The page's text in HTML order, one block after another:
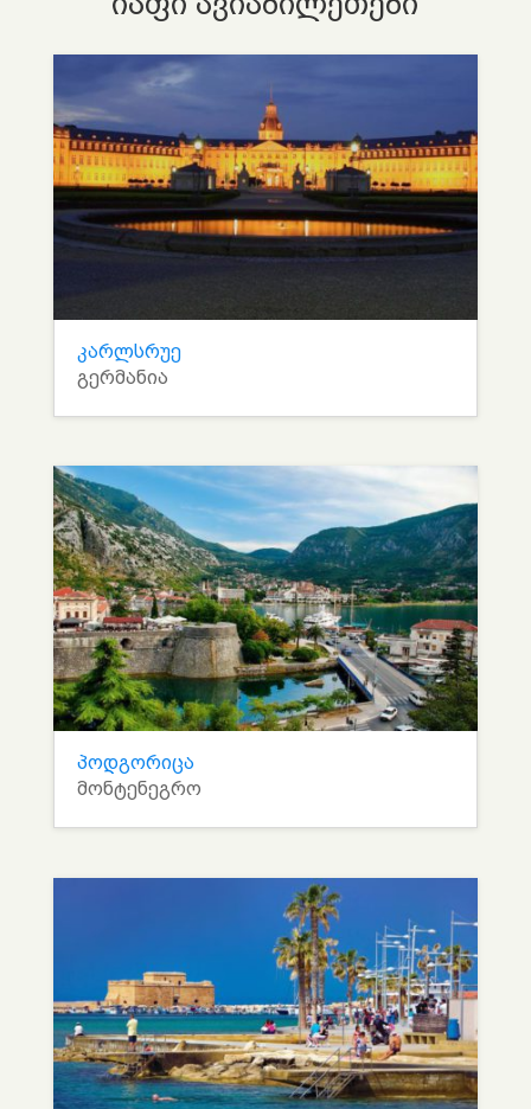
კარლსრუე
გერმანია
პოდგორიცა
მონტენეგრო